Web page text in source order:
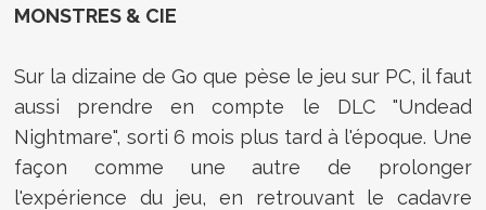
MONSTRES & CIE
Sur la dizaine de Go que pèse le jeu sur PC, il faut
aussi prendre en compte le DLC "Undead
Nightmare", sorti 6 mois plus tard à l'époque. Une
façon comme une autre de prolonger
l'expérience du jeu, en retrouvant le cadavre